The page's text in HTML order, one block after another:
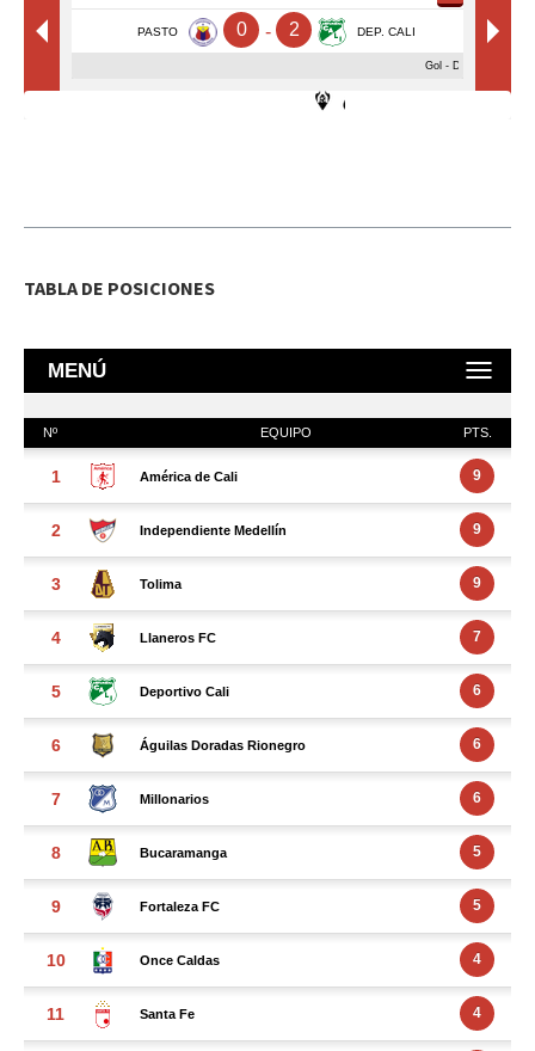
TABLA DE POSICIONES